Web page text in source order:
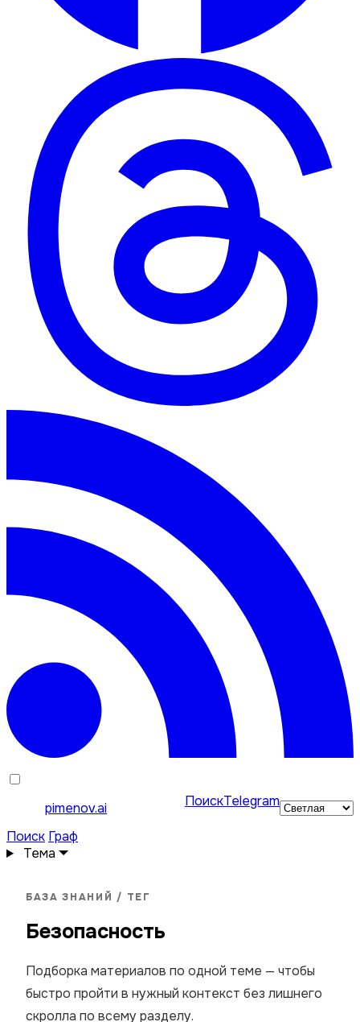
pimenov.ai ПоискTelegram
Поиск Граф
Тема
БАЗА ЗНАНИЙ / ТЕГ
Безопасность
Подборка материалов по одной теме — чтобы
быстро пройти в нужный контекст без лишнего
скролла по всему разделу.